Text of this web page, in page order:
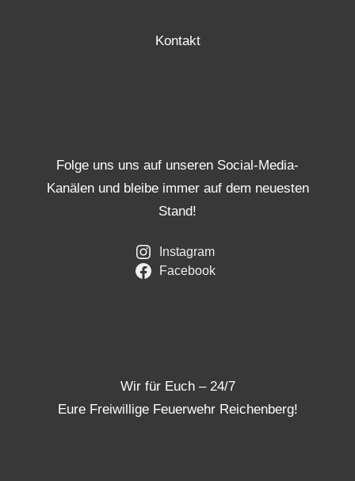
Kontakt
Folge uns uns auf unseren Social-Media-
Kanälen und bleibe immer auf dem neuesten
Stand!
Instagram
Facebook
Wir für Euch – 24/7
Eure Freiwillige Feuerwehr Reichenberg!